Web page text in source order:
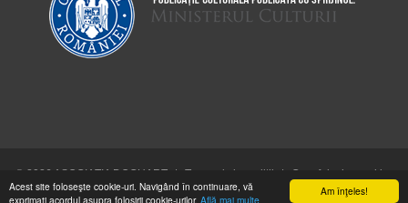
Am înţeles!
Acest site foloseşte cookie-uri. Navigând în continuare, vă
exprimaţi acordul asupra folosirii cookie-urilor. Află mai multe
© 2026 ASOCIAŢIA DOCUART | Termeni şi condiţii |
Cum folosim cookie-
urile